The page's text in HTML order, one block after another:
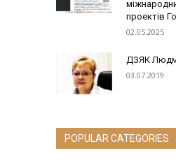
проектів
02.05.2025
ДЗЯК
03.07.2019
POPULAR CATEGORIES